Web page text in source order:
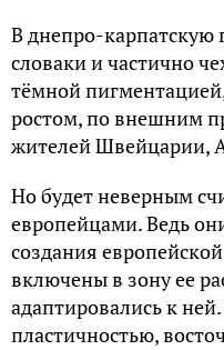
В днепро-карпатскую
словаки и частично
тёмной
ростом, по внешним
жителей Швейцарии,
Но будет неверным
европейцами. Ведь
создания
включены в зону ее
адаптировались к
пластичностью,